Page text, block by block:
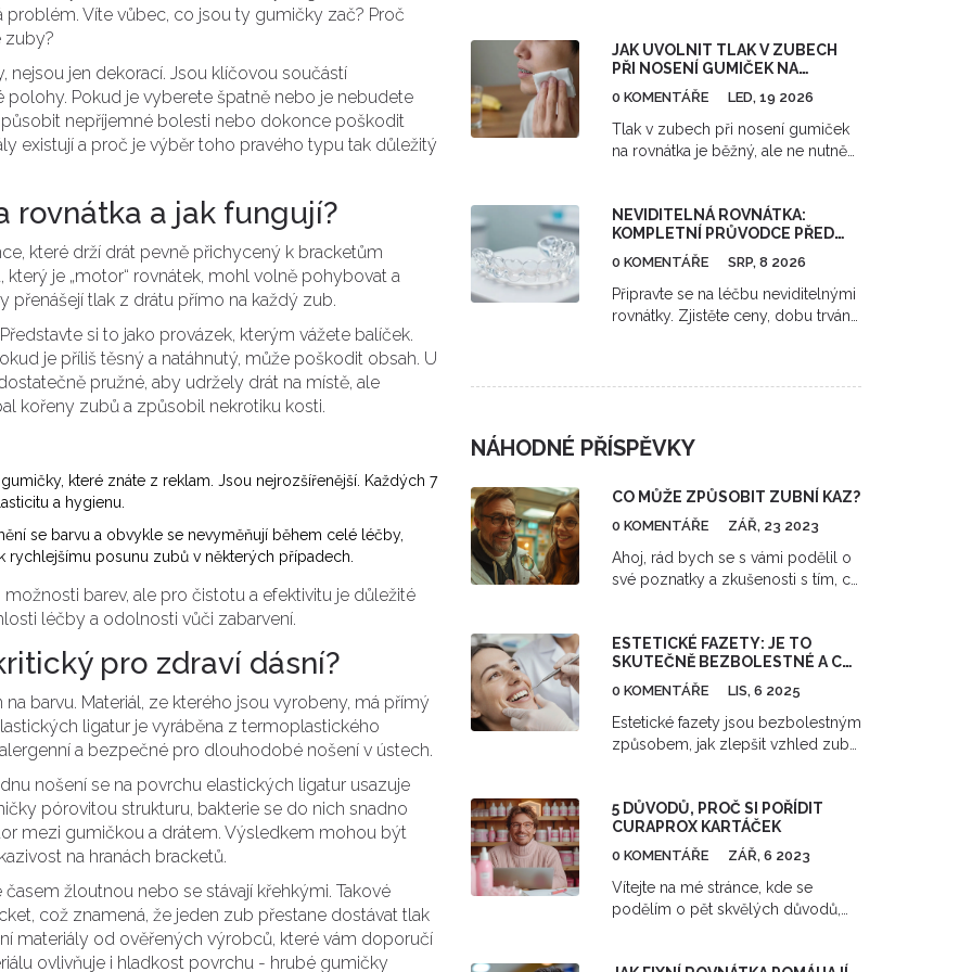
problém. Víte vůbec, co jsou ty gumičky zač? Proč
zuby?
nejsou jen dekorací. Jsou klíčovou součástí
Pokud je vyberete špatně nebo je nebudete
nepříjemné bolesti nebo dokonce poškodit
existují a proč je výběr toho pravého typu tak důležitý
rovnátka a jak fungují?
které drží drát pevně přichycený k bracketům
je „motor“ rovnátek, mohl volně pohybovat a
tlak z drátu přímo na každý zub.
si to jako provázek, kterým vážete balíček.
je příliš těsný a natáhnutý, může poškodit obsah. U
pružné, aby udržely drát na místě, ale
kořeny zubů a způsobil nekrotiku kosti.
které znáte z reklam. Jsou nejrozšířenější. Každých 7
a hygienu.
se barvu a obvykle se nevyměňují během celé léčby,
rychlejšímu posunu zubů v některých případech.
barev, ale pro čistotu a efektivitu je důležité
léčby a odolnosti vůči zabarvení.
pro zdraví dásní?
barvu. Materiál, ze kterého jsou vyrobeny, má přímý
ligatur je vyráběna z termoplastického
a bezpečné pro dlouhodobé nošení v ústech.
nošení se na povrchu elastických ligatur usazuje
pórovitou strukturu, bakterie se do nich snadno
mezi gumičkou a drátem. Výsledkem mohou být
na hranách bracketů.
žloutnou nebo se stávají křehkými. Takové
což znamená, že jeden zub přestane dostávat tlak
materiály od ověřených výrobců, které vám doporučí
ovlivňuje i hladkost povrchu - hrubé gumičky
často je měnit.
JAK UVOLNIT TLAK V ZUBECH
PŘI NOSENÍ GUMIČEK NA
ROVNÁTKA?
0 KOMENTÁŘE LED, 19 2026
Tlak v zubech při nosení gumiček
na rovnátka je běžný, ale ne nutně
neodstraňovat gumičky, i když
bolejí.
NEVIDITELNÁ ROVNÁTKA:
KOMPLETNÍ PRŮVODCE PŘED
ZAHÁJENÍM LÉČBY
0 KOMENTÁŘE SRP, 8 2026
Připravte se na léčbu neviditelnými
rovnátky. Zjistěte ceny, dobu trvání,
NÁHODNÉ PŘÍSPĚVKY
CO MŮŽE ZPŮSOBIT ZUBNÍ KAZ?
0 KOMENTÁŘE ZÁŘ, 23 2023
Ahoj, rád bych se s vámi podělil o
své poznatky a zkušenosti s tím, co
příčiny zubního kazu, jak se péče o
zuby může odrážet na vašem
úsměvu a jakým způsobem
zubního kazu. Snažím se přinášet
vám jednoduché a pochopitelné
přijdeme na to, jak chránit naše
zuby před kazem!
ESTETICKÉ FAZETY: JE TO
SKUTEČNĚ BEZBOLESTNÉ A CO
VÁS ČEKÁ PŘI PROCEDUŘE?
0 KOMENTÁŘE LIS, 6 2025
Estetické fazety jsou bezbolestným
způsobem, jak zlepšit vzhled zubů
vydrží a pro koho jsou skutečně
vhodné.
5 DŮVODŮ, PROČ SI POŘÍDIT
CURAPROX KARTÁČEK
0 KOMENTÁŘE ZÁŘ, 6 2023
Vítejte na mé stránce, kde se
podělím o pět skvělých důvodů,